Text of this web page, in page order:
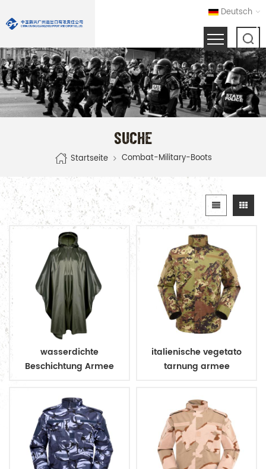
Deutsch
SUCHE
Startseite Combat-Military-Boots
wasserdichte
Beschichtung Armee
Poncho
italienische vegetato
tarnung armee